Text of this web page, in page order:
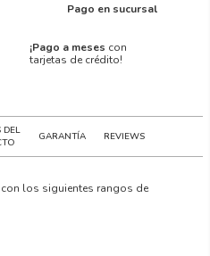
Pago en sucursal
¡Pago a meses con
tarjetas de crédito!
DEL
GARANTÍA REVIEWS
los siguientes rangos de